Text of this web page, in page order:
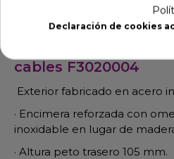
cables F3020004
Exterior fabricado en acero
· Encimera reforzada con
inoxidable en lugar de
· Altura peto trasero 105 mm.
Declaración de cookies